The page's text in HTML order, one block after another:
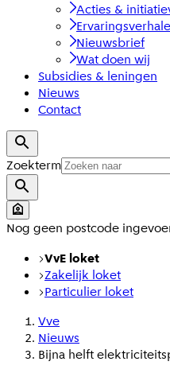
Acties &
Nieuwsbrief
Wat doen wij
Subsidies & leningen
Nieuws
Contact
Zoekterm
Nog geen postcode
VvE loket
Zakelijk loket
Particulier loket
Vve
Nieuws
Bijna helft